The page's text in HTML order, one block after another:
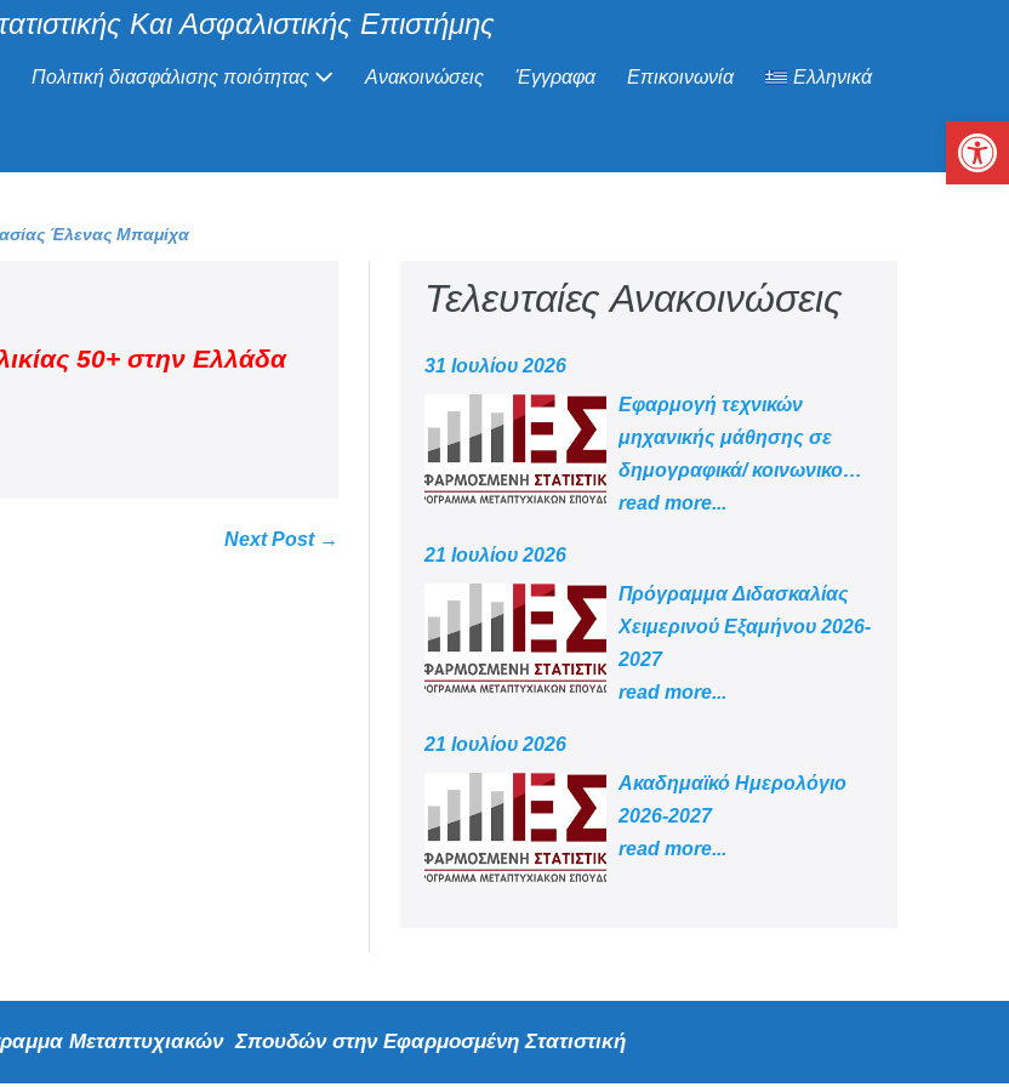
Και Ασφαλιστικής Επιστήμης
Πολιτική διασφάλισης ποιότητας Ανακοινώσεις Έγγραφα Επικοινωνία Ελληνικά
Έλενας Μπαμίχα
50+ στην Ελλάδα
Next Post →
Τελευταίες Ανακοινώσεις
31 Ιουλίου 2026
Εφαρμογή τεχνικών
μηχανικής μάθησης σε
δημογραφικά/ κοινωνικο
-οικονομικά δεδομένα
read more...
21 Ιουλίου 2026
Πρόγραμμα Διδασκαλίας
Χειμερινού Εξαμήνου 2026-
2027
read more...
21 Ιουλίου 2026
Aκαδημαϊκό Ημερολόγιο
2026-2027
read more...
Μεταπτυχιακών Σπουδών στην Εφαρμοσμένη Στατιστική